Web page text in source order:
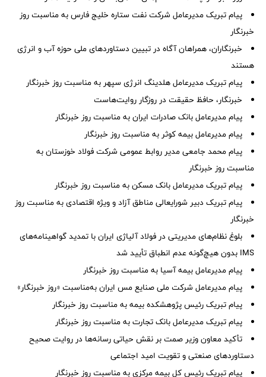
پیام تبریک مدیرعامل شرکت نفت ستاره خلیج فارس به مناسبت روز
خبرنگار
خبرنگاران، همراهان آگاه در تبیین دستاوردهای ملی حوزه آب و انرژی
هستند
پیام تبریک مدیرعامل هلدینگ انرژی سپهر به مناسبت روز خبرنگار
خبرنگار، حافظ حقیقت در روزگار روایت‌هاست
پیام مدیرعامل بانک صادرات ایران به مناسبت روز خبرنگار
پیام مدیرعامل بیمه کوثر به مناسبت روز خبرنگار
پیام محمد جامعی مدیر روابط عمومی شرکت فولاد خوزستان به
مناسبت روز خبرنگار
پیام تبریک مدیرعامل بانک مسکن به مناسبت روز خبرنگار
پیام تبریک دبیر شورایعالی مناطق آزاد و ویژه اقتصادی به مناسبت روز
خبرنگار
بلوغ نظام‌های مدیریتی در فولاد آلیاژی ایران با تمدید گواهینامه‌های
IMS بدون هیچ‌گونه عدم انطباق تأیید شد
پیام مدیرعامل بیمه آسیا به مناسبت روز خبرنگار
پیام مدیرعامل شرکت ملی صنایع مس ایران به‌مناسبت «روز خبرنگار»
پیام تبریک رئیس پژوهشکده بیمه به مناسبت روز خبرنگار
پیام تبریک مدیرعامل بانک تجارت به مناسبت روز خبرنگار
تأکید معاون وزیر صمت بر نقش حیاتی رسانه‌ها در روایت صحیح
دستاوردهای صنعتی و تقویت امید اجتماعی
پیام تبریک رئیس کل بیمه مرکزی به مناسبت روز خبرنگار